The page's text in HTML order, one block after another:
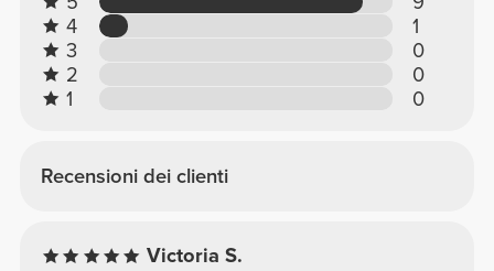
4
1
3
0
2
0
1
0
Recensioni dei clienti
Victoria S.